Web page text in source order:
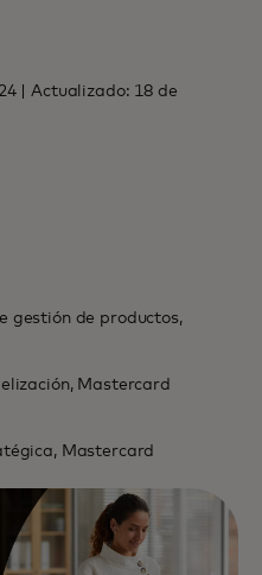
| Actualizado: 18 de
gestión de productos,
Mastercard
Mastercard